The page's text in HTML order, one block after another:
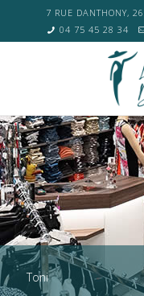
7 RUE DANTHONY,
04 75 45 28 34
Toni